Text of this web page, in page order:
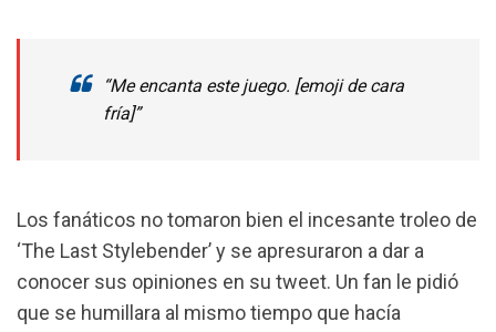
“Me encanta este juego. [emoji de cara
fría]”
Los fanáticos no tomaron bien el incesante troleo de
‘The Last Stylebender’ y se apresuraron a dar a
conocer sus opiniones en su tweet. Un fan le pidió
que se humillara al mismo tiempo que hacía